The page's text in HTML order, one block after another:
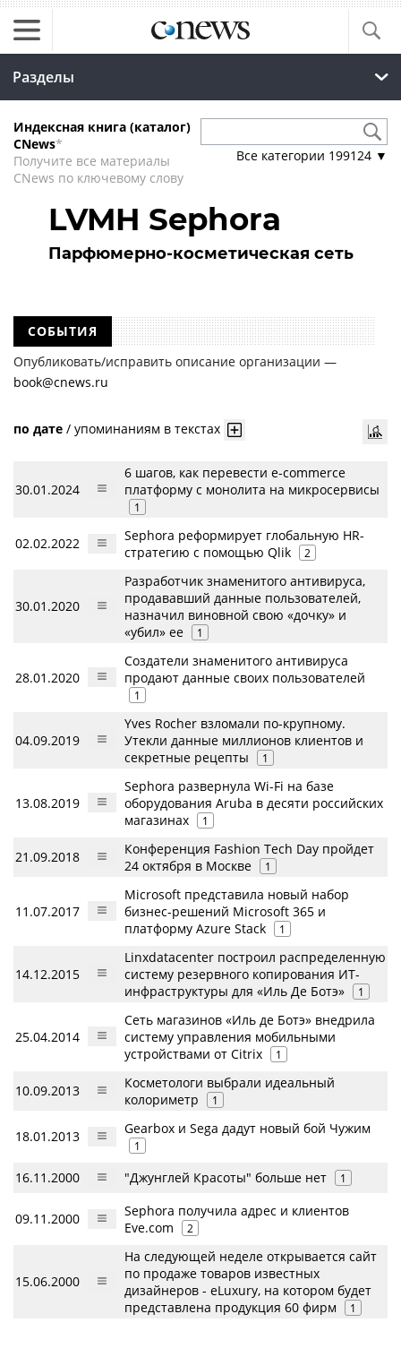
Разделы
Индексная книга (каталог)
CNews*
Получите все материалы
CNews по ключевому слову
Все категории 199124 ▼
LVMH Sephora
Парфюмерно-косметическая сеть
СОБЫТИЯ
Опубликовать/исправить описание организации —
book@cnews.ru
по дате / упоминаниям в текстах
30.01.2024
6 шагов, как перевести e-commerce
платформу с монолита на микросервисы
1
02.02.2022
Sephora реформирует глобальную HR-
стратегию с помощью Qlik
2
30.01.2020
Разработчик знаменитого антивируса,
продававший данные пользователей,
назначил виновной свою «дочку» и
«убил» ее
1
28.01.2020
Создатели знаменитого антивируса
продают данные своих пользователей
1
04.09.2019
Yves Rocher взломали по-крупному.
Утекли данные миллионов клиентов и
секретные рецепты
1
13.08.2019
Sephora развернула Wi-Fi на базе
оборудования Aruba в десяти российских
магазинах
1
21.09.2018
Конференция Fashion Tech Day пройдет
24 октября в Москве
1
11.07.2017
Microsoft представила новый набор
бизнес-решений Microsoft 365 и
платформу Azure Stack
1
14.12.2015
Linxdatacenter построил распределенную
систему резервного копирования ИТ-
инфраструктуры для «Иль Де Ботэ»
1
25.04.2014
Сеть магазинов «Иль де Ботэ» внедрила
систему управления мобильными
устройствами от Citrix
1
10.09.2013
Косметологи выбрали идеальный
колориметр
1
18.01.2013 Gearbox и Sega дадут новый бой Чужим
1
16.11.2000 "Джунглей Красоты" больше нет 1
09.11.2000
Sephora получила адрес и клиентов
Eve.com
2
15.06.2000
На следующей неделе открывается сайт
по продаже товаров известных
дизайнеров - eLuxury, на котором будет
представлена продукция 60 фирм
1